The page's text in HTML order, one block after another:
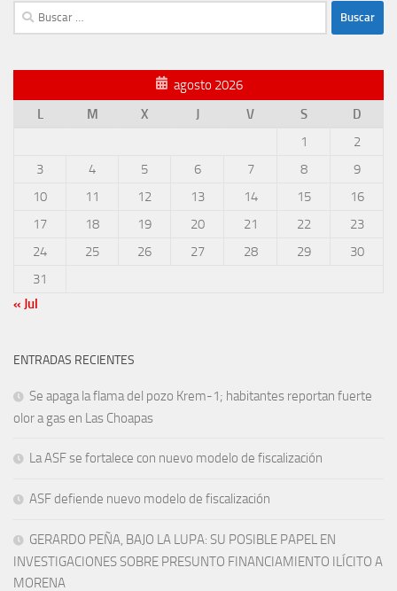
Buscar:
agosto 2026
L
M X J V S
D
1
2
3
4 5 6 7 8
9
10
11 12 13 14 15
16
17
18 19 20 21 22
23
24
25 26 27 28 29
30
31
« Jul
ENTRADAS RECIENTES
Se apaga la flama del pozo Krem-1; habitantes reportan fuerte
olor a gas en Las Choapas
La ASF se fortalece con nuevo modelo de fiscalización
ASF defiende nuevo modelo de fiscalización
GERARDO PEÑA, BAJO LA LUPA: SU POSIBLE PAPEL EN
INVESTIGACIONES SOBRE PRESUNTO FINANCIAMIENTO ILÍCITO A
MORENA